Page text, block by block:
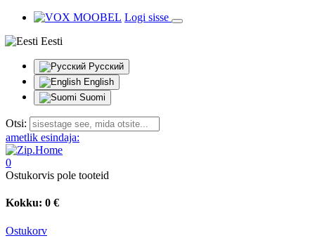
Logi sisse
Eesti
Русский
English
Suomi
Otsi:
ametlik esindaja:
0
Ostukorvis pole tooteid
Kokku: 0 €
Ostukorv